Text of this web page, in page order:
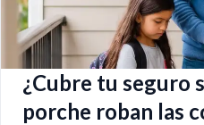
¿Cubre tu seguro
porche roban las